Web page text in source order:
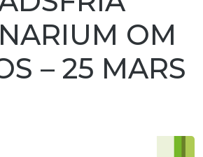
OM
– 25 MARS